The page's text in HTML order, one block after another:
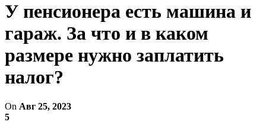
У пенсионера есть машина и
гараж. За что и в каком
размере нужно заплатить
налог?
On Авг 25, 2023
5